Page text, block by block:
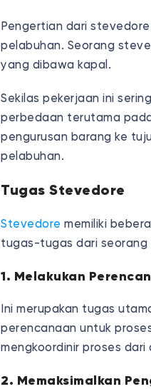
Pengertian dari
pelabuhan. Seorang
yang dibawa kapal.
Sekilas pekerjaan ini
perbedaan terutama
pengurusan barang ke
pelabuhan.
Tugas Stevedore
Stevedore memiliki
tugas-tugas dari
1. Melakukan
Ini merupakan tugas
perencanaan untuk
mengkoordinir proses dari
2. Memaksimalkan